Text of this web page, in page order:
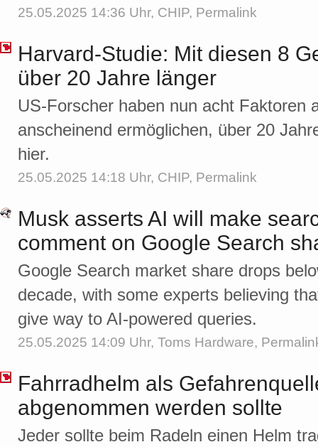
25.05.2025 14:36 Uhr, CHIP, Permalink
Harvard-Studie: Mit diesen 8
über 20 Jahre länger
US-Forscher haben nun acht Faktoren
anscheinend ermöglichen, über 20
hier.
25.05.2025 14:18 Uhr, CHIP, Permalink
Musk asserts AI will make
comment on Google Search
Google Search market share drops
decade, with some experts believing
give way to AI-powered queries.
25.05.2025 14:09 Uhr, Toms Hardware,
Fahrradhelm als
abgenommen werden sollte
Jeder sollte beim Radeln einen Helm